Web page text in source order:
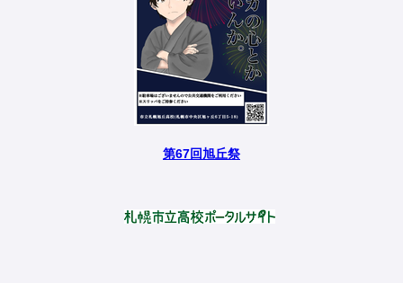
第67回旭丘祭